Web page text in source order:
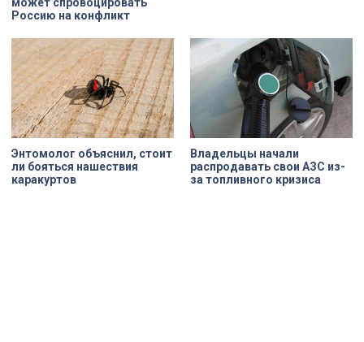
Россию на конфликт
Энтомолог объяснил, стоит
ли бояться нашествия
каракуртов
Владельцы начали
распродавать свои АЗС из-
за топливного кризиса